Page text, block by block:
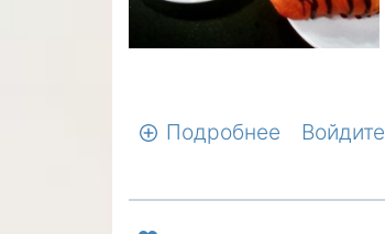
Подробнее Войдите